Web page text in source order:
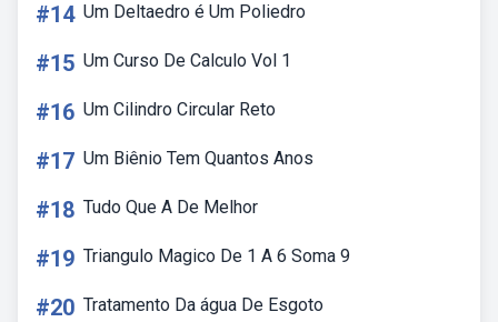
#14 Um Deltaedro é Um Poliedro
#15 Um Curso De Calculo Vol 1
#16 Um Cilindro Circular Reto
#17 Um Biênio Tem Quantos Anos
#18 Tudo Que A De Melhor
#19 Triangulo Magico De 1 A 6 Soma 9
#20 Tratamento Da água De Esgoto